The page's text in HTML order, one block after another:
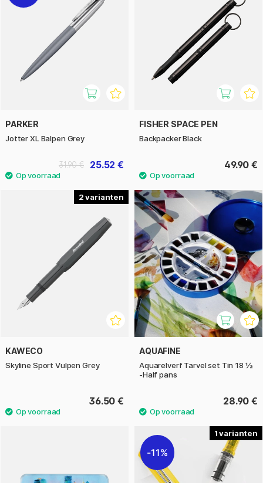
PARKER
Jotter XL Balpen Grey
25.52 €
31.90 €
FISHER SPACE PEN
Backpacker Black
49.90 €
2
KAWECO
Skyline Sport Vulpen Grey
36.50 €
AQUAFINE
Aquarelverf Tarvel set Tin 18 ½
-Half pans
28.90 €
1
11%